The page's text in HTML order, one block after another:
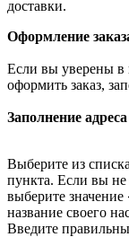
доставки.
Оформление
Если вы уверены в
оформить заказ,
Заполнение адреса
Выберите из
пункта. Если вы
выберите
название своего
Введите